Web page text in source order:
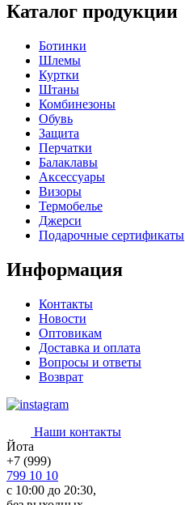
Каталог продукции
Ботинки
Шлемы
Куртки
Штаны
Комбинезоны
Обувь
Защита
Перчатки
Балаклавы
Аксессуары
Визоры
Термобелье
Джерси
Подарочные сертификаты
Информация
Контакты
Новости
Оптовикам
Доставка и оплата
Вопросы и ответы
Возврат
Наши контакты
Йота
+7 (999)
799 10 10
с 10:00 до 20:30,